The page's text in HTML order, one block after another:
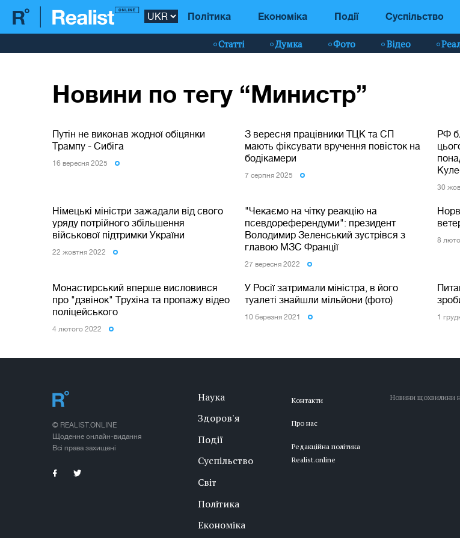
Політика Економіка Події Суспільство
Статті Думка Фото Відео
Новини по тегу “Министр”
Путін не виконав жодної обіцянки
Трампу - Сибіга
16 вересня 2025
З вересня працівники ТЦК та СП
мають фіксувати вручення повісток на
бодікамери
7 серпня 2025
РФ
30
Німецькі міністри зажадали від свого
уряду потрійного збільшення
військової підтримки України
22 жовтня 2022
"Чекаємо на чітку реакцію на
псевдореферендуми": президент
Володимир Зеленський зустрівся з
главою МЗС Франції
27 вересня 2022
8
Монастирський вперше висловився
про "дзвінок" Трухіна та пропажу відео
поліцейського
4 лютого 2022
У Росії затримали міністра, в його
туалеті знайшли мільйони (фото)
10 березня 2021 1
© REALIST.ONLINE
Щоденне онлайн-видання
Всі права захищені
Наука
Здоров'я
Події
Суспільство
Світ
Політика
Економіка
Контакти
Про нас
Редакційна політика
Realist.online
Новини щохвилини